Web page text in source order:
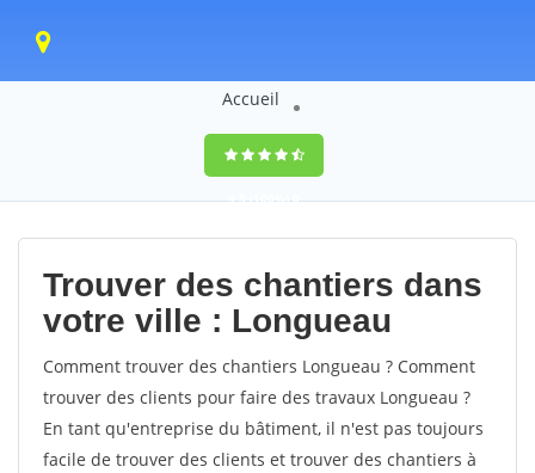
Accueil
9,5(100%)0
votes
Trouver des chantiers dans
votre ville : Longueau
Comment trouver des chantiers Longueau ? Comment
trouver des clients pour faire des travaux Longueau ?
En tant qu'entreprise du bâtiment, il n'est pas toujours
facile de trouver des clients et trouver des chantiers à